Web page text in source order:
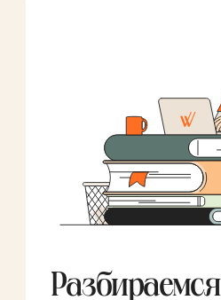
Разбираемся